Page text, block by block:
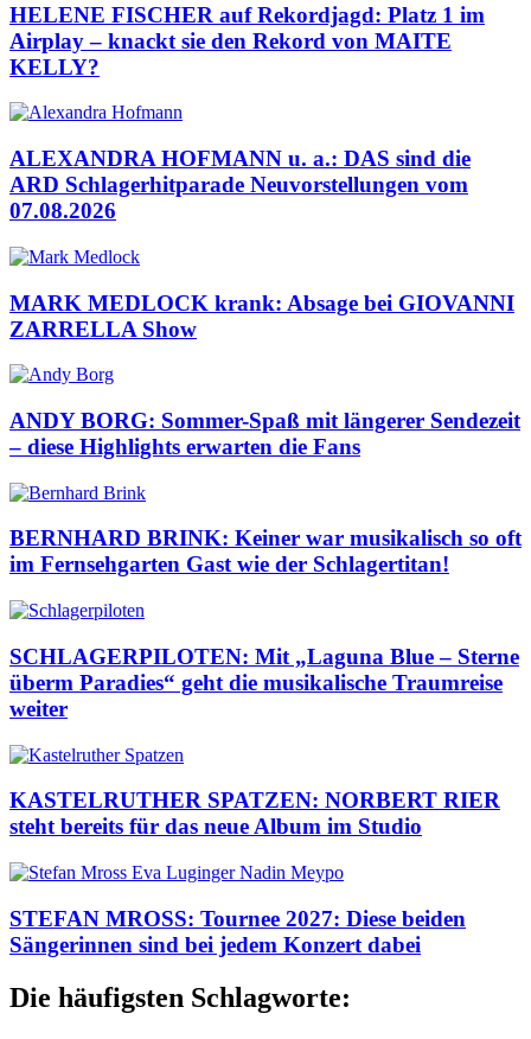
HELENE FISCHER auf Rekordjagd: Platz 1 im
Airplay – knackt sie den Rekord von MAITE
KELLY?
ALEXANDRA HOFMANN u. a.: DAS sind die
ARD Schlagerhitparade Neuvorstellungen vom
07.08.2026
MARK MEDLOCK krank: Absage bei GIOVANNI
ZARRELLA Show
ANDY BORG: Sommer-Spaß mit längerer Sendezeit
– diese Highlights erwarten die Fans
BERNHARD BRINK: Keiner war musikalisch so oft
im Fernsehgarten Gast wie der Schlagertitan!
SCHLAGERPILOTEN: Mit „Laguna Blue – Sterne
überm Paradies“ geht die musikalische Traumreise
weiter
KASTELRUTHER SPATZEN: NORBERT RIER
steht bereits für das neue Album im Studio
STEFAN MROSS: Tournee 2027: Diese beiden
Sängerinnen sind bei jedem Konzert dabei
Die häufigsten Schlagworte: